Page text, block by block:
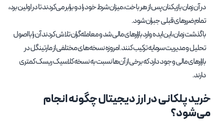
در آن زمان بازیکنان پس از هر باخت، میزان شرط خود را دو برابر می‌کردند تا در اولین برد،
تمام ضررهای قبلی جبران شود.
با گذشت زمان، این ایده وارد بازارهای مالی شد و معامله‌گران تلاش کردند آن را با اصول
تحلیل و مدیریت سرمایه ترکیب کنند. امروزه نسخه‌های مختلفی از مارتینگل در
بازارهای مالی وجود دارد که برخی از آن‌ها نسبت به نسخه کلاسیک ریسک کمتری
دارند.
خرید پلکانی در ارز دیجیتال چگونه انجام
می‌شود؟